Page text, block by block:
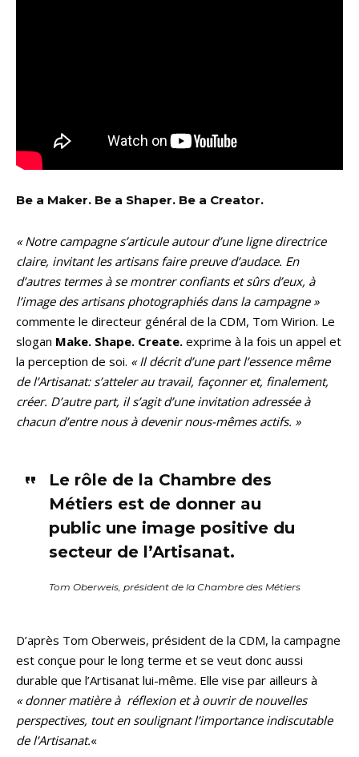
Be a Maker. Be a Shaper. Be a Creator.
« Notre campagne s’articule autour d’une ligne directrice
claire, invitant les artisans faire preuve d’audace. En
d’autres termes à se montrer confiants et sûrs d’eux, à
l’image des artisans photographiés dans la campagne »
commente le directeur général de la CDM, Tom Wirion. Le
slogan Make. Shape. Create. exprime à la fois un appel et
la perception de soi. « Il décrit d’une part l’essence même
de l’Artisanat: s’atteler au travail, façonner et, finalement,
créer. D’autre part, il s’agit d’une invitation adressée à
chacun d’entre nous à devenir nous-mêmes actifs. »
Le rôle de la Chambre des
Métiers est de donner au
public une image positive du
secteur de l’Artisanat.
Tom Oberweis, président de la Chambre des Métiers
D’après Tom Oberweis, président de la CDM, la campagne
est conçue pour le long terme et se veut donc aussi
durable que l’Artisanat lui-même. Elle vise par ailleurs à
« donner matière à réflexion et à ouvrir de nouvelles
perspectives, tout en soulignant l’importance indiscutable
de l’Artisanat.«